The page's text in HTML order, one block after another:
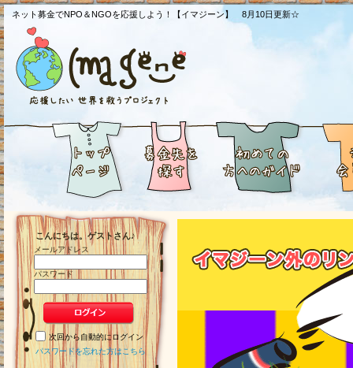
ネット募金でNPO＆NGOを応援しよう！【イマジーン】 8月10日更新☆
こんにちは。ゲストさん♪
メールアドレス
パスワード
次回から自動的にログイン
パスワードを忘れた方はこちら